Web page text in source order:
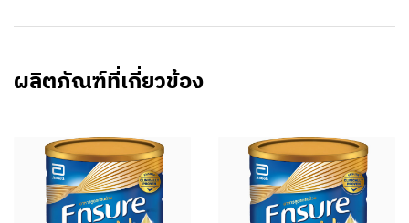
ผลิตภัณฑ์ที่เกี่ยวข้อง